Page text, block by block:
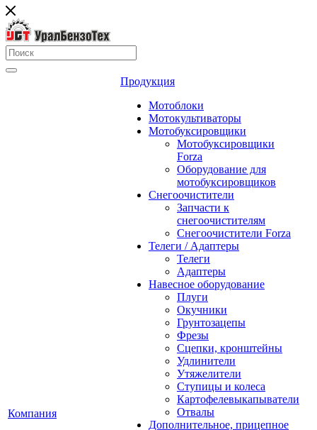
Компания
Продукция
Мотоблоки
Мотокультиваторы
Мотобуксировщики
Мотобуксировщики
Forza
Оборудование для
мотобуксировщиков
Снегоочистители
Запчасти к
снегоочистителям
Снегоочистители Forza
Телеги / Адаптеры
Телеги
Адаптеры
Навесное оборудование
Плуги
Окучники
Грунтозацепы
Фрезы
Сцепки, кронштейны
Удлинители
Утяжелители
Ступицы и колеса
Картофелевыкапыватели
Отвалы
Дополнительное, прицепное